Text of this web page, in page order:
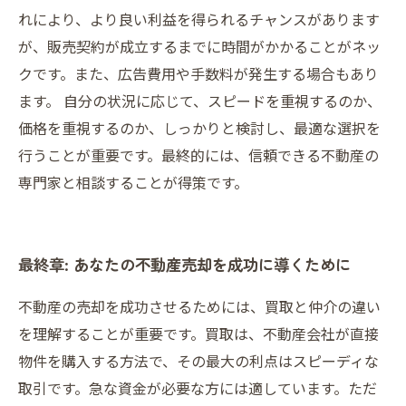
れにより、より良い利益を得られるチャンスがあります
が、販売契約が成立するまでに時間がかかることがネッ
クです。また、広告費用や手数料が発生する場合もあり
ます。 自分の状況に応じて、スピードを重視するのか、
価格を重視するのか、しっかりと検討し、最適な選択を
行うことが重要です。最終的には、信頼できる不動産の
専門家と相談することが得策です。
最終章: あなたの不動産売却を成功に導くために
不動産の売却を成功させるためには、買取と仲介の違い
を理解することが重要です。買取は、不動産会社が直接
物件を購入する方法で、その最大の利点はスピーディな
取引です。急な資金が必要な方には適しています。ただ